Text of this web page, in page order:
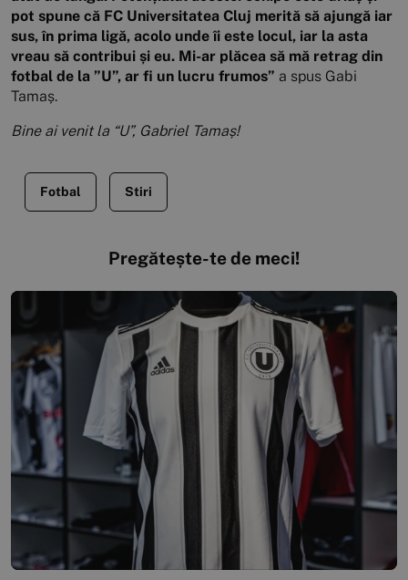
pot spune că FC Universitatea Cluj merită să ajungă iar
sus, în prima ligă, acolo unde îi este locul, iar la asta
vreau să contribui și eu. Mi-ar plăcea să mă retrag din
fotbal de la ”U”, ar fi un lucru frumos” a spus Gabi
Tamaș.
Bine ai venit la “U”, Gabriel Tamaș!
Fotbal Stiri
Pregătește-te de meci!